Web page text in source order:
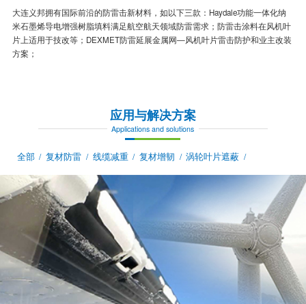
大连义邦拥有国际前沿的防雷击新材料，如以下三款：Haydale功能一体化纳
米石墨烯导电增强树脂填料满足航空航天领域防雷需求；防雷击涂料在风机叶
片上适用于技改等；DEXMET防雷延展金属网—风机叶片雷击防护和业主改装
方案；
应用与解决方案
Applications and solutions
全部 / 复材防雷 / 线缆减重 / 复材增韧 / 涡轮叶片遮蔽 /